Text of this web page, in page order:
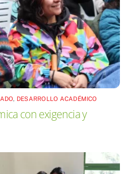
, DESARROLLO ACADÉMICO
con exigencia y